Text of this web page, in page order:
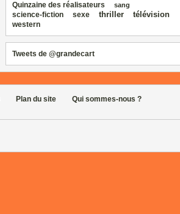
Quinzaine des réalisateurs sang
science‑fiction sexe thriller télévision
western
Tweets de @grandecart
Plan du site Qui sommes-nous ?